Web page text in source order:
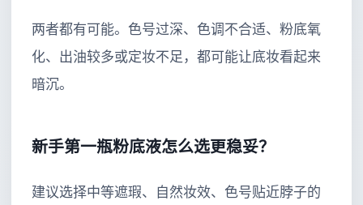
两者都有可能。色号过深、色调不合适、粉底氧
化、出油较多或定妆不足，都可能让底妆看起来
暗沉。
新手第一瓶粉底液怎么选更稳妥？
建议选择中等遮瑕、自然妆效、色号贴近脖子的